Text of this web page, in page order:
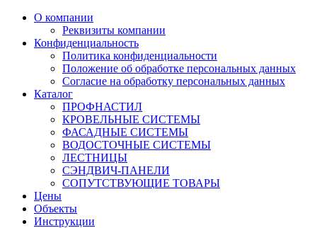
О компании
Реквизиты компании
Конфиденциальность
Политика конфиденциальности
Положение об обработке персональных данных
Согласие на обработку персональных данных
Каталог
ПРОФНАСТИЛ
КРОВЕЛЬНЫЕ СИСТЕМЫ
ФАСАДНЫЕ СИСТЕМЫ
ВОДОСТОЧНЫЕ СИСТЕМЫ
ЛЕСТНИЦЫ
СЭНДВИЧ-ПАНЕЛИ
СОПУТСТВУЮЩИЕ ТОВАРЫ
Цены
Объекты
Инструкции